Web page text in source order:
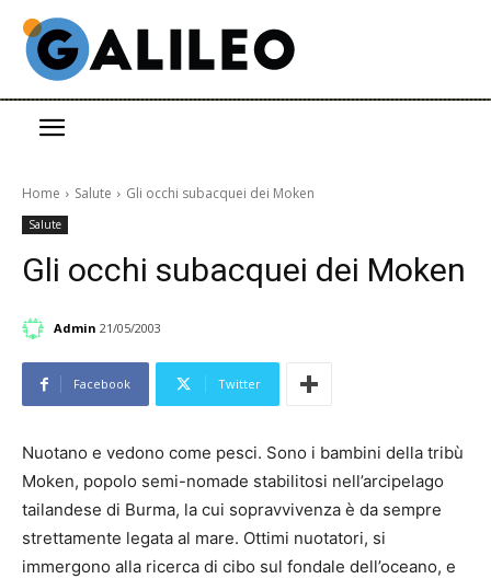
Home Salute Gli occhi subacquei dei Moken
Salute
Gli occhi subacquei dei Moken
Admin 21/05/2003
Facebook Twitter
Nuotano e vedono come pesci. Sono i bambini della tribù
Moken, popolo semi-nomade stabilitosi nell’arcipelago
tailandese di Burma, la cui sopravvivenza è da sempre
strettamente legata al mare. Ottimi nuotatori, si
immergono alla ricerca di cibo sul fondale dell’oceano, e